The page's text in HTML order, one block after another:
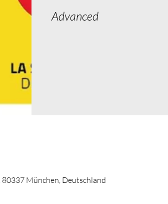
Advanced
München, Deutschland